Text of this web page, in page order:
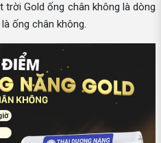
trời Gold ống chân không là dòng
ống chân không.